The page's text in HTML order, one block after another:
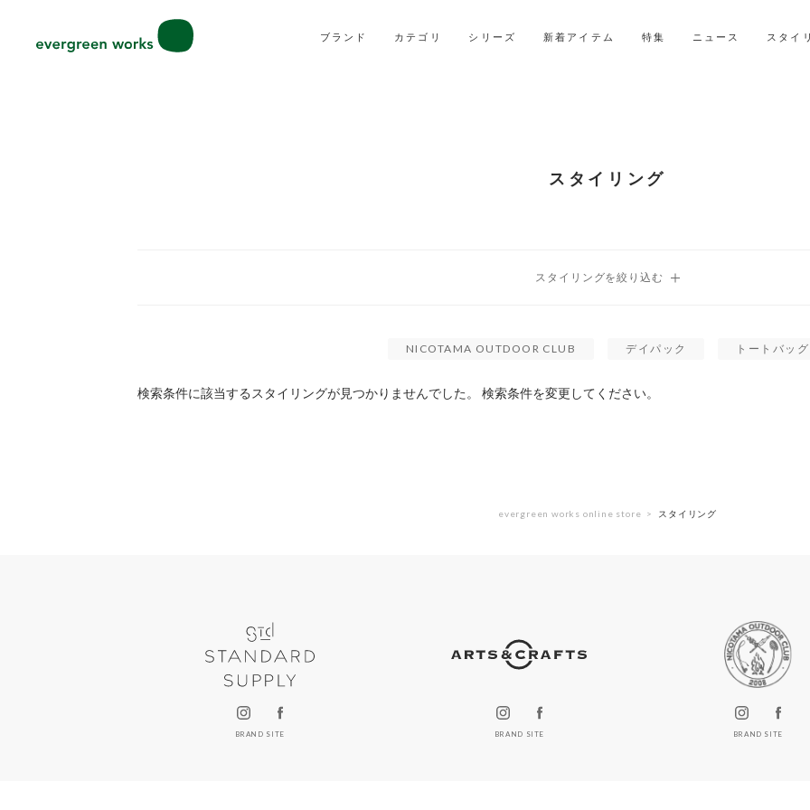
ブランド
カテゴリ シリーズ 新着アイテム 特集 ニュース スタイ
スタイリング
NICOTAMA OUTDOOR CLUB デイパック トートバッグ
検索条件に該当するスタイリングが見つかりませんでした。 検索条件を変更してください。
evergreen works online store スタイリング
BRAND SITE BRAND SITE BRAND SITE